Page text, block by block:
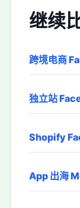
继续
跨境电商
独立站
Shopify
App 出海